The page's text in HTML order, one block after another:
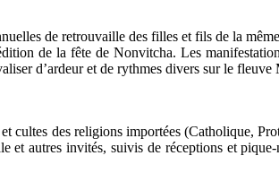
de retrouvaille des filles et fils de la
de la fête de Nonvitcha. Les
d’ardeur et de rythmes divers sur le
cultes des religions importées (Catholique,
et autres invités, suivis de réceptions et